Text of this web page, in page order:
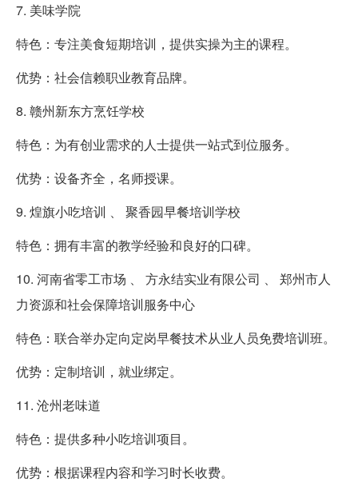
7. 美味学院
特色：专注美食短期培训，提供实操为主的课程。
优势：社会信赖职业教育品牌。
8. 赣州新东方烹饪学校
特色：为有创业需求的人士提供一站式到位服务。
优势：设备齐全，名师授课。
9. 煌旗小吃培训 、 聚香园早餐培训学校
特色：拥有丰富的教学经验和良好的口碑。
10. 河南省零工市场 、 方永结实业有限公司 、 郑州市人
力资源和社会保障培训服务中心
特色：联合举办定向定岗早餐技术从业人员免费培训班。
优势：定制培训，就业绑定。
11. 沧州老味道
特色：提供多种小吃培训项目。
优势：根据课程内容和学习时长收费。